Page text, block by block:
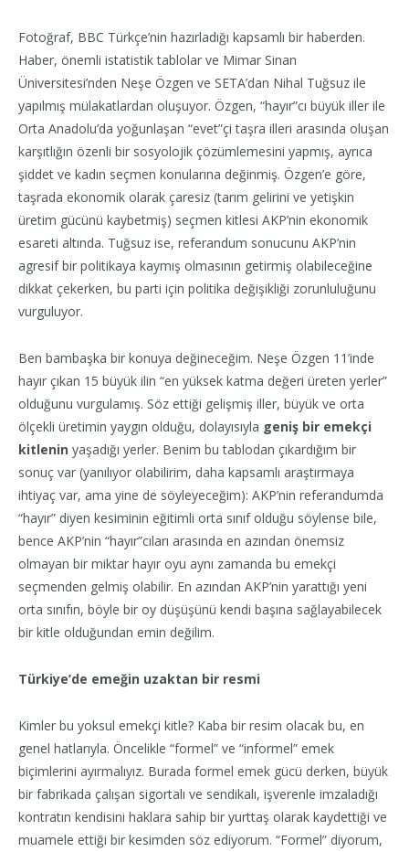
Fotoğraf, BBC Türkçe’nin hazırladığı kapsamlı bir haberden.
Haber, önemli istatistik tablolar ve Mimar Sinan
Üniversitesi’nden Neşe Özgen ve SETA’dan Nihal Tuğsuz ile
yapılmış mülakatlardan oluşuyor. Özgen, “hayır”cı büyük iller ile
Orta Anadolu’da yoğunlaşan “evet”çi taşra illeri arasında oluşan
karşıtlığın özenli bir sosyolojik çözümlemesini yapmış, ayrıca
şiddet ve kadın seçmen konularına değinmiş. Özgen’e göre,
taşrada ekonomik olarak çaresiz (tarım gelirini ve yetişkin
üretim gücünü kaybetmiş) seçmen kitlesi AKP’nin ekonomik
esareti altında. Tuğsuz ise, referandum sonucunu AKP’nin
agresif bir politikaya kaymış olmasının getirmiş olabileceğine
dikkat çekerken, bu parti için politika değişikliği zorunluluğunu
vurguluyor.
Ben bambaşka bir konuya değineceğim. Neşe Özgen 11’inde
hayır çıkan 15 büyük ilin “en yüksek katma değeri üreten yerler”
olduğunu vurgulamış. Söz ettiği gelişmiş iller, büyük ve orta
ölçekli üretimin yaygın olduğu, dolayısıyla geniş bir emekçi
kitlenin yaşadığı yerler. Benim bu tablodan çıkardığım bir
sonuç var (yanılıyor olabilirim, daha kapsamlı araştırmaya
ihtiyaç var, ama yine de söyleyeceğim): AKP’nin referandumda
“hayır” diyen kesiminin eğitimli orta sınıf olduğu söylense bile,
bence AKP’nin “hayır”cıları arasında en azından önemsiz
olmayan bir miktar hayır oyu aynı zamanda bu emekçi
seçmenden gelmiş olabilir. En azından AKP’nin yarattığı yeni
orta sınıfın, böyle bir oy düşüşünü kendi başına sağlayabilecek
bir kitle olduğundan emin değilim.
Türkiye’de emeğin uzaktan bir resmi
Kimler bu yoksul emekçi kitle? Kaba bir resim olacak bu, en
genel hatlarıyla. Öncelikle “formel” ve “informel” emek
biçimlerini ayırmalıyız. Burada formel emek gücü derken, büyük
bir fabrikada çalışan sigortalı ve sendikalı, işverenle imzaladığı
kontratın kendisini haklara sahip bir yurttaş olarak kaydettiği ve
muamele ettiği bir kesimden söz ediyorum. “Formel” diyorum,